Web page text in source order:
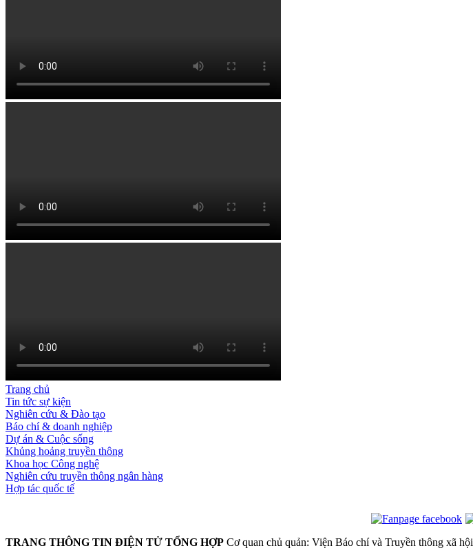
Trang chủ
Tin tức sự kiện
Nghiên cứu & Đào tạo
Báo chí & doanh nghiệp
Dự án & Cuộc sống
Khủng hoảng truyền thông
Khoa học Công nghệ
Nghiên cứu truyền thông ngân hàng
Hợp tác quốc tế
TRANG THÔNG TIN ĐIỆN TỬ TỔNG HỢP Cơ quan chủ quản: Viện Báo chí và Truyền thông xã hội